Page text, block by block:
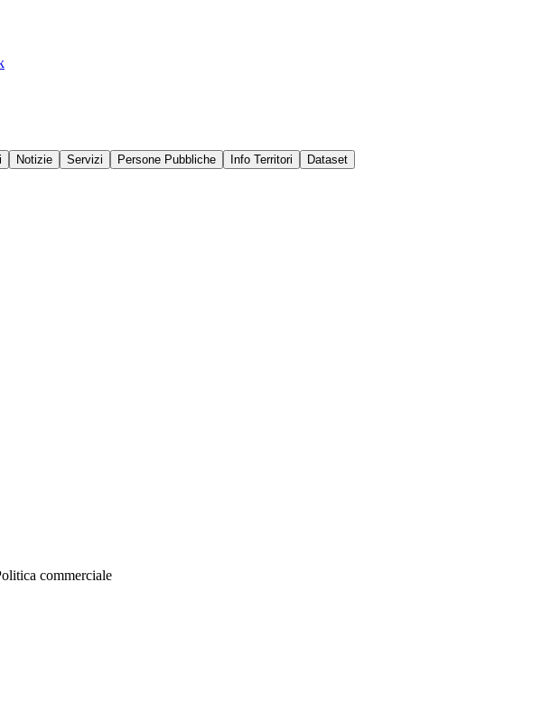
Notizie Servizi Persone Pubbliche Info Territori Dataset
commerciale